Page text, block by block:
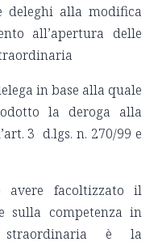
deleghi alla modifica
all’apertura delle
in base alla quale
la deroga alla
3 d.lgs. n. 270/99 e
avere facoltizzato il
sulla competenza in
straordinaria è la